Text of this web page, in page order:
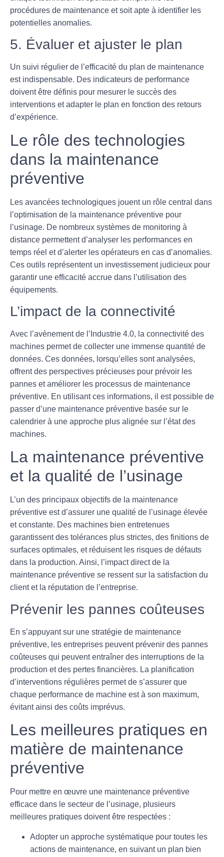
procédures de maintenance et soit apte à identifier les
potentielles anomalies.
5. Évaluer et ajuster le plan
Un suivi régulier de l’efficacité du plan de maintenance
est indispensable. Des indicateurs de performance
doivent être définis pour mesurer le succès des
interventions et adapter le plan en fonction des retours
d’expérience.
Le rôle des technologies
dans la maintenance
préventive
Les avancées technologiques jouent un rôle central dans
l’optimisation de la maintenance préventive pour
l’usinage. De nombreux systèmes de monitoring à
distance permettent d’analyser les performances en
temps réel et d’alerter les opérateurs en cas d’anomalies.
Ces outils représentent un investissement judicieux pour
garantir une efficacité accrue dans l’utilisation des
équipements.
L’impact de la connectivité
Avec l’avènement de l’Industrie 4.0, la connectivité des
machines permet de collecter une immense quantité de
données. Ces données, lorsqu’elles sont analysées,
offrent des perspectives précieuses pour prévoir les
pannes et améliorer les processus de maintenance
préventive. En utilisant ces informations, il est possible de
passer d’une maintenance préventive basée sur le
calendrier à une approche plus alignée sur l’état des
machines.
La maintenance préventive
et la qualité de l’usinage
L’un des principaux objectifs de la maintenance
préventive est d’assurer une qualité de l’usinage élevée
et constante. Des machines bien entretenues
garantissent des tolérances plus strictes, des finitions de
surfaces optimales, et réduisent les risques de défauts
dans la production. Ainsi, l’impact direct de la
maintenance préventive se ressent sur la satisfaction du
client et la réputation de l’entreprise.
Prévenir les pannes coûteuses
En s’appuyant sur une stratégie de maintenance
préventive, les entreprises peuvent prévenir des pannes
coûteuses qui peuvent entraîner des interruptions de la
production et des pertes financières. La planification
d’interventions régulières permet de s’assurer que
chaque performance de machine est à son maximum,
évitant ainsi des coûts imprévus.
Les meilleures pratiques en
matière de maintenance
préventive
Pour mettre en œuvre une maintenance préventive
efficace dans le secteur de l’usinage, plusieurs
meilleures pratiques doivent être respectées :
Adopter un approche systématique pour toutes les
actions de maintenance, en suivant un plan bien